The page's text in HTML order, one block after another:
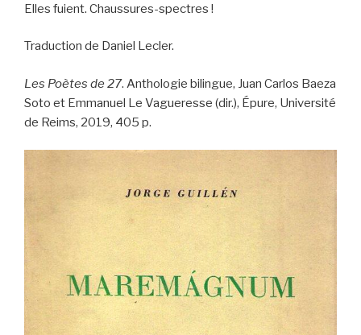
Elles fuient. Chaussures-spectres !
Traduction de Daniel Lecler.
Les Poètes de 27. Anthologie bilingue, Juan Carlos Baeza
Soto et Emmanuel Le Vagueresse (dir.), Épure, Université
de Reims, 2019, 405 p.